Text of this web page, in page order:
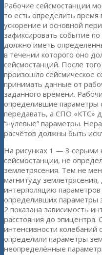
Рабочие сейсмостанции
то есть определить время
ускорение и основной
зафиксировать событие
должно иметь
в течении которого оно
сейсмостанций. После
произошло сейсмическое
принимать данные от
заданного времени.
определившие параметры
передавать, а СПО «КТС»
“нулевые” параметры.
расчётов должны быть
На рисунках 1 — 3 серыми
сейсмостанции, не
землетрясения. Тем не
магнитуду
интерполяцию
определивших параметры
2 показана зависимость
расстояния до
интенсивности колебаний
определили параметры
неопределённые